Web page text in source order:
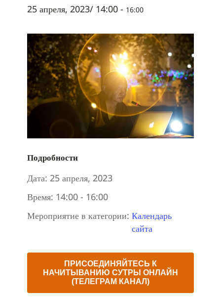
25 апреля, 2023/ 14:00 - 16:00
Подробности
Дата: 25 апреля, 2023
Время: 14:00 - 16:00
Мероприятие в категории: Календарь
сайта
ПРИСОЕДИНЯЙТЕСЬ К
НАЧИТЫВАНИЮ СУТРЫ ОНЛАЙН
(ТЕЛЕГРАМ КАНАЛ)